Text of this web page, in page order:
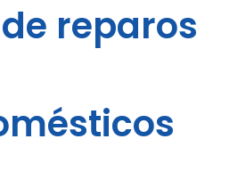
reparos